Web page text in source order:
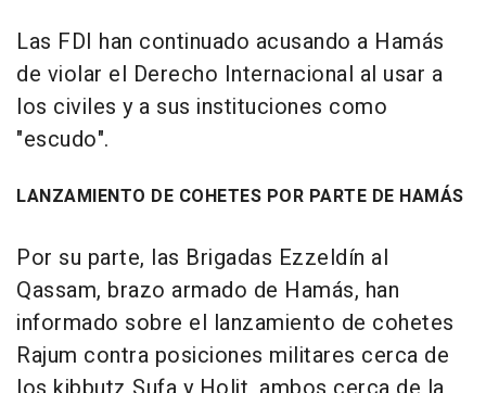
Las FDI han continuado acusando a Hamás
de violar el Derecho Internacional al usar a
los civiles y a sus instituciones como
"escudo".
LANZAMIENTO DE COHETES POR PARTE DE HAMÁS
Por su parte, las Brigadas Ezzeldín al
Qassam, brazo armado de Hamás, han
informado sobre el lanzamiento de cohetes
Rajum contra posiciones militares cerca de